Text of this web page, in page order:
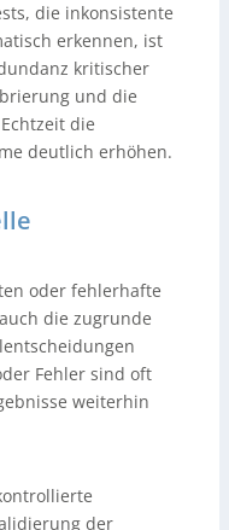
die inkonsistente
erkennen, ist
kritischer
und die
die
deutlich erhöhen.
oder fehlerhafte
die zugrunde
Fehler sind oft
weiterhin
der